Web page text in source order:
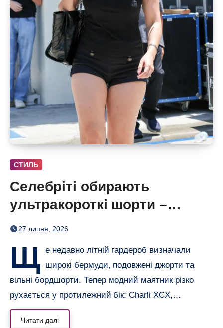
СТИЛЬ
Селебріті обирають
ультракороткі шорти –
бермуди отримали зухвалу
27 липня, 2026
Щ е недавно літній гардероб визначали
широкі бермуди, подовжені джорти та
вільні бордшорти. Тепер модний маятник різко
рухається у протилежний бік: Charli XCX,…
Читати далі